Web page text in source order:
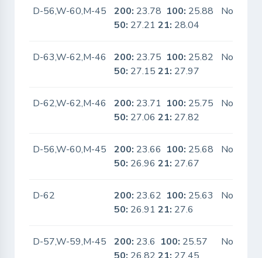
D-56,W-60,M-45 200: 23.78 100: 25.88
50: 27.2121: 28.04
No
D-63,W-62,M-46 200: 23.75 100: 25.82
50: 27.1521: 27.97
No
D-62,W-62,M-46 200: 23.71 100: 25.75
50: 27.0621: 27.82
No
D-56,W-60,M-45 200: 23.66 100: 25.68
50: 26.9621: 27.67
No
D-62 200: 23.62 100: 25.63
50: 26.9121: 27.6
No
D-57,W-59,M-45 200: 23.6 100: 25.57
No